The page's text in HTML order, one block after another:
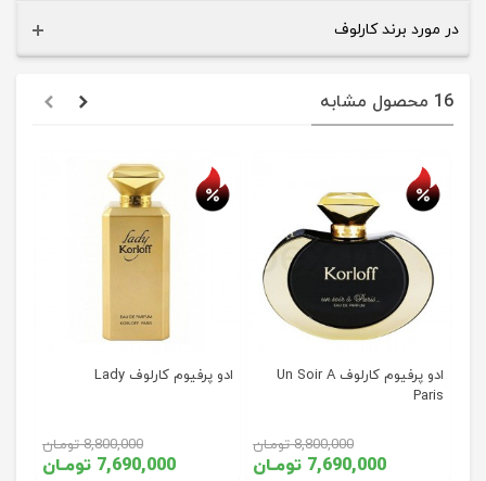
در مورد برند کارلوف
16 محصول مشابه
ادو پرفیوم کارلوف Lady
7,690,000 تومـان
8,800,000 تومـان
حراج
ادو پرفیوم کارلوف Un Soir A
Paris
7,690,000 تومـان
8,800,000 تومـان